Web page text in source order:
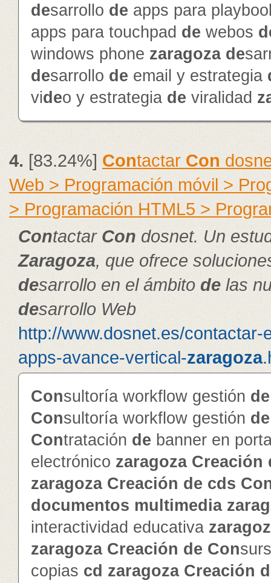
desarrollo de apps para
apps para touchpad de webos
windows phone zaragoza de
desarrollo de email y estrategia
video y estrategia de viralidad
4.[83.24%] ContactarCon
Web > Programación móvil >
> Programación HTML5 >
ContactarCondosnet. Un
Zaragoza, que ofrece
desarrollo en el ámbitodelas
desarrollo Web
http://www.dosnet.es/contactar-
apps-avance-vertical-zaragoza
Consultoría workflow gestión de
Consultoría workflow gestión de
Contratación de banner en
electrónico zaragoza Creación
zaragoza Creación de cd s
documentos multimedia
interactividad educativa
zaragoza Creación de Con
copias cd zaragoza Creación